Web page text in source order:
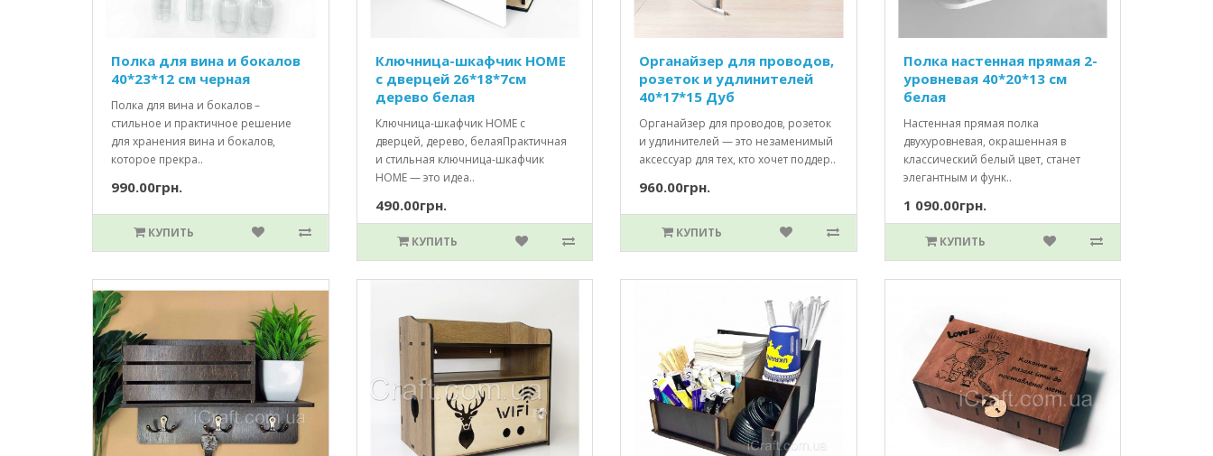
Полка для вина и бокалов
40*23*12 см черная
Полка для вина и бокалов –
стильное и практичное решение
для хранения вина и бокалов,
которое прекра..
990.00грн.
КУПИТЬ
Ключница-шкафчик HOME
c дверцей 26*18*7см
дерево белая
Ключница-шкафчик HOME с
дверцей, дерево, белаяПрактичная
и стильная ключница-шкафчик
HOME — это идеа..
490.00грн.
КУПИТЬ
Органайзер для проводов,
розеток и удлинителей
40*17*15 Дуб
Органайзер для проводов, розеток
и удлинителей — это незаменимый
аксессуар для тех, кто хочет поддер..
960.00грн.
КУПИТЬ
Полка настенная прямая 2-
уровневая 40*20*13 см
белая
Настенная прямая полка
двухуровневая, окрашенная в
классический белый цвет, станет
элегантным и функ..
1 090.00грн.
КУПИТЬ